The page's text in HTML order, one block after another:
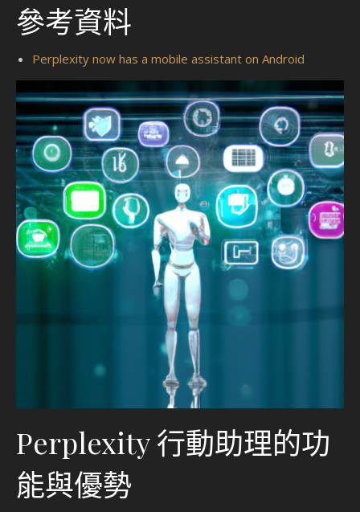
參考資料
Perplexity now has a mobile assistant on Android
Perplexity 行動助理的功
能與優勢